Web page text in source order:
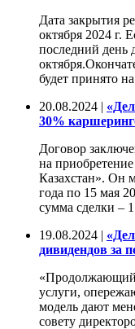
Дата закрытия
октября 2024 г.
последний день
будет принято
20.08.2024 |
30%
Договор
на
Казахстан». Он
года по 15 мая
сумма сделки –
19.08.2024 |
дивидендов за
услуги,
модель дают
совету